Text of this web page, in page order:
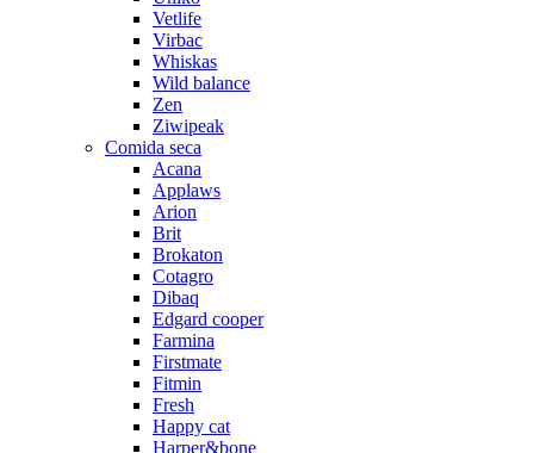
Vetlife
Virbac
Whiskas
Wild balance
Zen
Ziwipeak
Comida seca
Acana
Applaws
Arion
Brit
Brokaton
Cotagro
Dibaq
Edgard cooper
Farmina
Firstmate
Fitmin
Fresh
Happy cat
Harper&bone